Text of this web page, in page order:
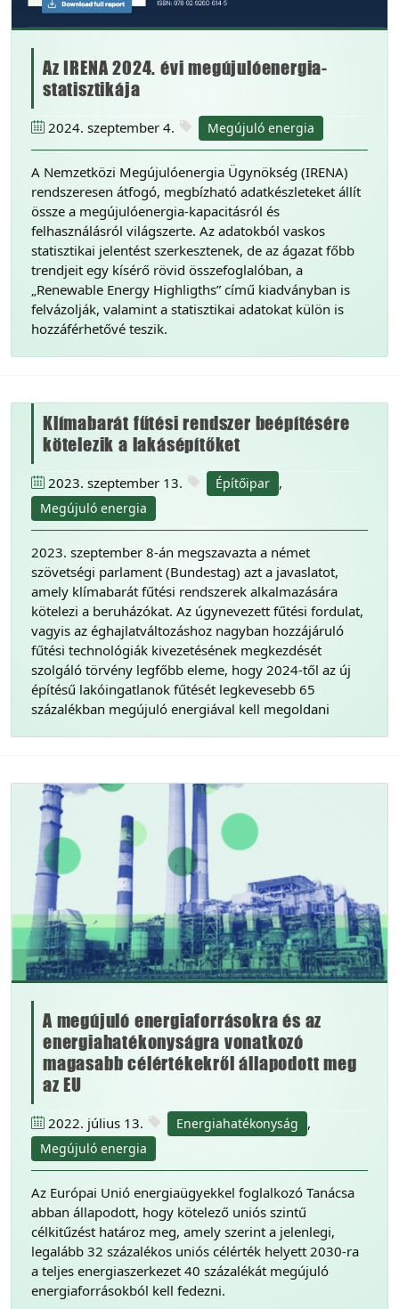
Az IRENA 2024. évi megújulóenergia-
statisztikája
2024. szeptember 4. Megújuló energia
A Nemzetközi Megújulóenergia Ügynökség (IRENA)
rendszeresen átfogó, megbízható adatkészleteket állít
össze a megújulóenergia-kapacitásról és
felhasználásról világszerte. Az adatokból vaskos
statisztikai jelentést szerkesztenek, de az ágazat főbb
trendjeit egy kísérő rövid összefoglalóban, a
„Renewable Energy Highligths” című kiadványban is
felvázolják, valamint a statisztikai adatokat külön is
hozzáférhetővé teszik.
Klímabarát fűtési rendszer beépítésére
kötelezik a lakásépítőket
2023. szeptember 13. Építőipar ,
Megújuló energia
2023. szeptember 8-án megszavazta a német
szövetségi parlament (Bundestag) azt a javaslatot,
amely klímabarát fűtési rendszerek alkalmazására
kötelezi a beruházókat. Az úgynevezett fűtési fordulat,
vagyis az éghajlatváltozáshoz nagyban hozzájáruló
fűtési technológiák kivezetésének megkezdését
szolgáló törvény legfőbb eleme, hogy 2024-től az új
építésű lakóingatlanok fűtését legkevesebb 65
százalékban megújuló energiával kell megoldani
A megújuló energiaforrásokra és az
energiahatékonyságra vonatkozó
magasabb célértékekről állapodott meg
az EU
2022. július 13. Energiahatékonyság ,
Megújuló energia
Az Európai Unió energiaügyekkel foglalkozó Tanácsa
abban állapodott, hogy kötelező uniós szintű
célkitűzést határoz meg, amely szerint a jelenlegi,
legalább 32 százalékos uniós célérték helyett 2030-ra
a teljes energiaszerkezet 40 százalékát megújuló
energiaforrásokból kell fedezni.